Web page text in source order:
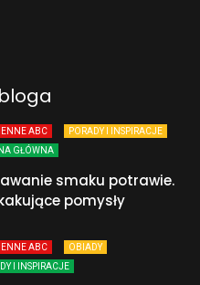
ABC
PORADY I INSPIRACJE
GŁÓWNA
smaku potrawie.
pomysły
ABC
OBIADY
I INSPIRACJE